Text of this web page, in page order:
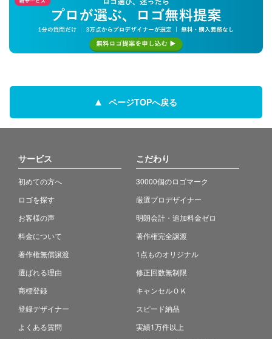
ページTOPへ戻る
サービス
初めての方へ
ロゴを探す
お客様の声
料金について
著作権無償譲渡
選ばれる理由
商標登録
登録デザイナー
よくある質問
こだわり
30000個のロゴマーク
厳選プロデザイナー
明朗会計・追加料金ゼロ
著作権完全譲渡
1点ものオリジナル
修正回数無制限
キャンセルＯＫ
スピード納品
実績1万件以上